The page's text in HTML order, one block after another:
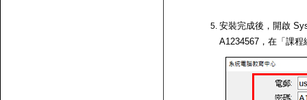
安裝完成後，開啟
A1234567，在「課